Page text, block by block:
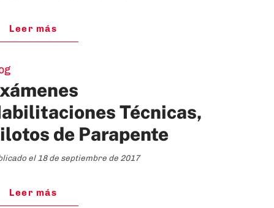
Leer más
Técnicas,
de Parapente
el 18 de septiembre de 2017
Leer más